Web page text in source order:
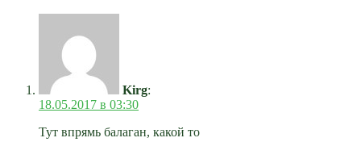
Kirg:
18.05.2017 в 03:30
Тут впрямь балаган, какой то